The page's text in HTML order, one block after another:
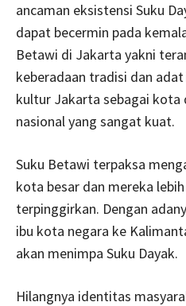
ancaman eksistensi Suku
dapat becermin pada
Betawi di Jakarta yakni
keberadaan tradisi dan
kultur Jakarta sebagai kota
nasional yang sangat kuat.
Suku Betawi terpaksa
kota besar dan mereka
terpinggirkan. Dengan
ibu kota negara ke
akan menimpa Suku Dayak.
Hilangnya identitas